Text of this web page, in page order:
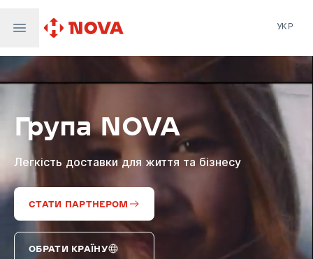
Nova Post Europe
Nova Global
Nova Digital
Supernova Airlines
УКР
Група NOVA
Легкість доставки для життя та бізнесу
СТАТИ ПАРТНЕРОМ
ОБРАТИ КРАЇНУ